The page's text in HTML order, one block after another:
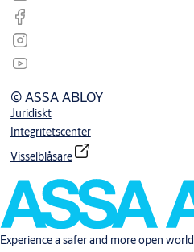
© ASSA ABLOY
Juridiskt
Integritetscenter
Visselblåsare
Experience a safer and more open world